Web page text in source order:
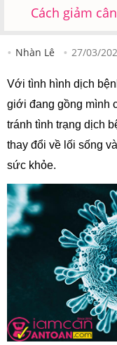
Cách giảm
Nhàn Lê 27/03/
Với tình hình dịch
giới đang gồng mình
tránh tình trạng dịch
thay đổi về lối sống
sức khỏe.